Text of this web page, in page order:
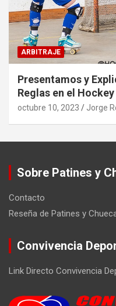
ARBITRAJE
Presentamos y
Reglas en el Hockey
octubre 10, 2023 Jorge
Sobre Patines y
Contacto
Reseña de Patines y
Convivencia
Link Directo Convivencia